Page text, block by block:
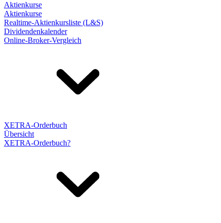
Aktienkurse
Aktienkurse
Realtime-Aktienkursliste (L&S)
Dividendenkalender
Online-Broker-Vergleich
XETRA-Orderbuch
Übersicht
XETRA-Orderbuch?